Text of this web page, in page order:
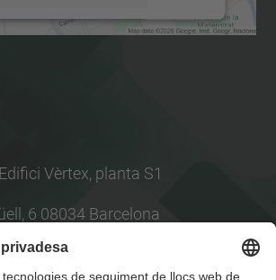
Accepta
by
Vèrtex, planta S1
6 08034 Barcelona
obre tiquet a l'